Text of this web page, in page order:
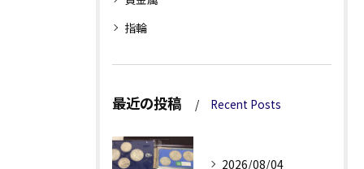
指輪
最近の投稿 Recent Posts
2026/08/04